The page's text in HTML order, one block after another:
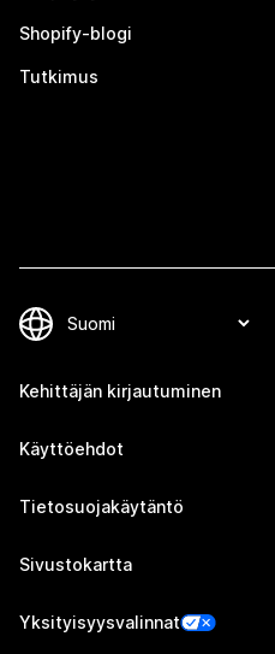
Shopify-blogi
Tutkimus
Kehittäjän kirjautuminen
Käyttöehdot
Tietosuojakäytäntö
Sivustokartta
Yksityisyysvalinnat